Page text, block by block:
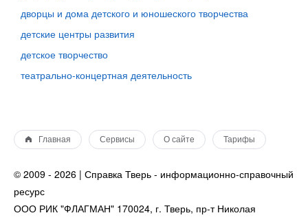
дворцы и дома детского и юношеского творчества
детские центры развития
детское творчество
театрально-концертная деятельность
Главная Сервисы О сайте Тарифы
© 2009 - 2026 | Справка Тверь - информационно-справочный
ресурс
ООО РИК "ФЛАГМАН" 170024, г. Тверь, пр-т Николая